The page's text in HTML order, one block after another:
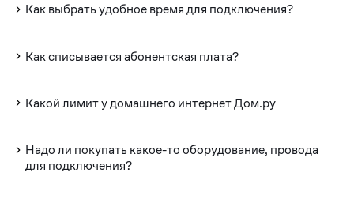
Как выбрать удобное время для подключения?
Как списывается абонентская плата?
Какой лимит у домашнего интернет Дом.ру
Надо ли покупать какое-то оборудование, провода
для подключения?